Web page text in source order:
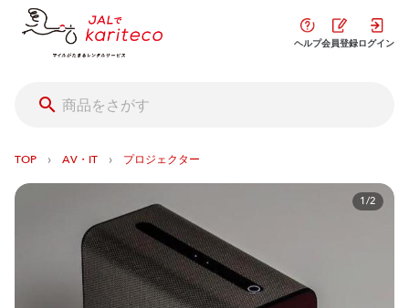
ヘルプ会員登録ログイン
TOP › AV・IT › プロジェクター
1/2